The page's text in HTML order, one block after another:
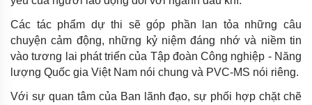
Các tác phẩm dự thi sẽ góp phần lan tỏa những câu
chuyện cảm động, những kỷ niệm đáng nhớ và niềm tin
vào tương lai phát triển của Tập đoàn Công nghiệp - Năng
lượng Quốc gia Việt Nam nói chung và PVC-MS nói riêng.
Với sự quan tâm của Ban lãnh đạo, sự phối hợp chặt chẽ